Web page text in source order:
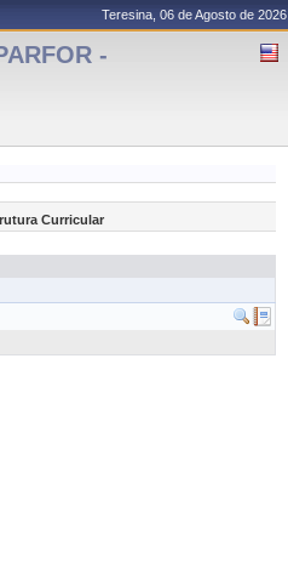
Teresina, 06 de Agosto de 2026
-
Curricular